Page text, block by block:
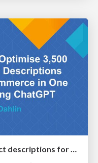
How to optimise 3,500 product descriptions for ecommerce in one day using ChatGPT